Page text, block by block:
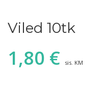
Viled 10tk
1,80 € sis. KM